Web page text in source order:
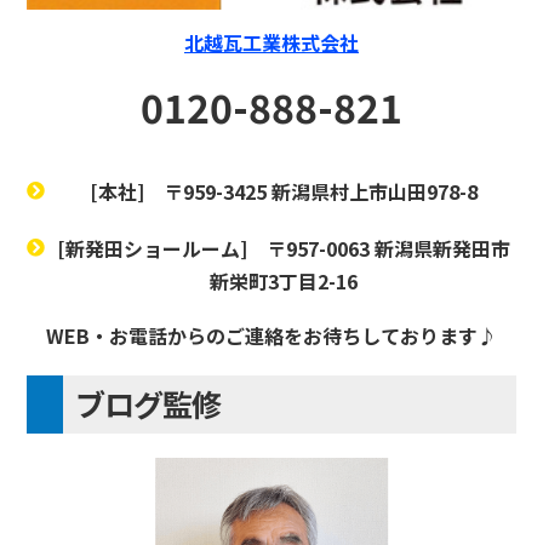
北越瓦工業株式会社
0120-888-821
[本社]
〒959-3425 新潟県村上市山田978-8
[新発田ショールーム]
〒957-0063 新潟県新発田市
新栄町3丁目2-16
WEB・お電話からのご連絡をお待ちしております♪
ブログ監修